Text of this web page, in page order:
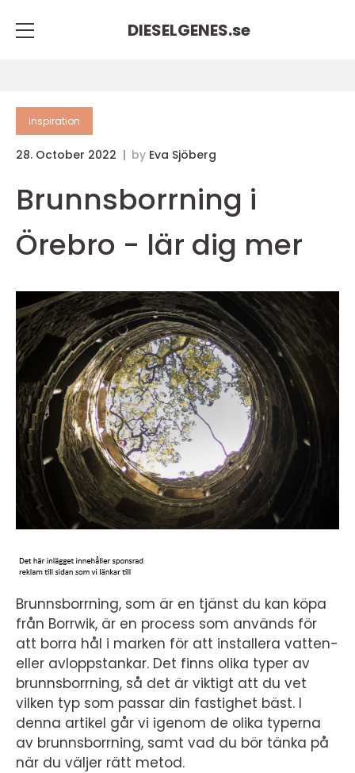
DIESELGENES.se
inspiration
28. October 2022 by Eva Sjöberg
Brunnsborrning i
Örebro - lär dig mer
Brunnsborrning, som är en tjänst du kan köpa
från Borrwik, är en process som används för
att borra hål i marken för att installera vatten-
eller avloppstankar. Det finns olika typer av
brunnsborrning, så det är viktigt att du vet
vilken typ som passar din fastighet bäst. I
denna artikel går vi igenom de olika typerna
av brunnsborrning, samt vad du bör tänka på
när du väljer rätt metod.